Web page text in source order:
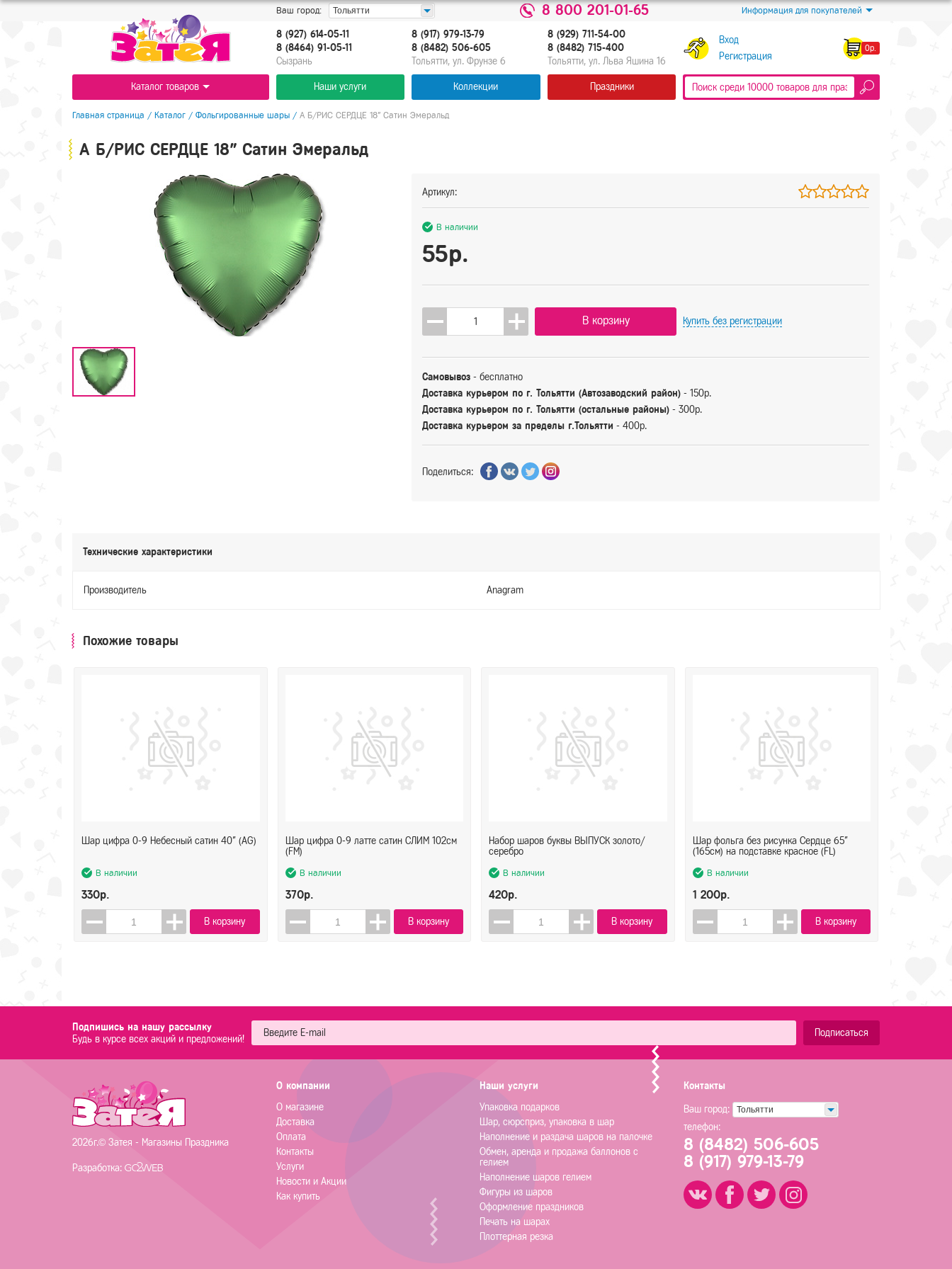
Ваш город: Тольятти 8 800 201-01-65 Информация для покупателей
8 (927) 614-05-11
8 (8464) 91-05-11
Cызрань
8 (917) 979-13-79
8 (8482) 506-605
Тольятти, ул. Фрунзе 6
8 (929) 711-54-00
8 (8482) 715-400
Тольятти, ул. Льва Яшина 16
Вход
Регистрация
0р.
Каталог товаров Наши услуги Коллекции Праздники
Главная страница / Каталог / Фольгированные шары / А Б/РИС СЕРДЦЕ 18" Сатин Эмеральд
А Б/РИС СЕРДЦЕ 18" Сатин Эмеральд
Артикул:
В наличии
55р.
В корзину Купить без регистрации
Самовывоз - бесплатно
Доставка курьером по г. Тольятти (Автозаводский район) - 150р.
Доставка курьером по г. Тольятти (остальные районы) - 300р.
Доставка курьером за пределы г.Тольятти - 400р.
Поделиться:
Технические характеристики
Производитель Anagram
Похожие товары
Шар цифра 0-9 Небесный сатин 40" (AG)
В наличии
330р.
В корзину
Шар цифра 0-9 латте сатин СЛИМ 102см
(FM)
В наличии
370р.
В корзину
Набор шаров буквы ВЫПУСК золото/
серебро
В наличии
420р.
В корзину
Шар фольга без рисунка Сердце 65"
(165см) на подставке красное (FL)
В наличии
1 200р.
В корзину
Подпишись на нашу рассылку
Будь в курсе всех акций и предложений!
Подписаться
Контакты
Ваш город: Тольятти
телефон:
8 (8482) 506-605
8 (917) 979-13-79
О компании
О магазине
Доставка
Оплата
Контакты
Услуги
Новости и Акции
Как купить
Наши услуги
Упаковка подарков
Шар, сюрсприз, упаковка в шар
Наполнение и раздача шаров на палочке
Обмен, аренда и продажа баллонов с
гелием
Наполнение шаров гелием
Фигуры из шаров
Оформление праздников
Печать на шарах
Плоттерная резка
2026г.© Затея - Магазины Праздника
Разработка: